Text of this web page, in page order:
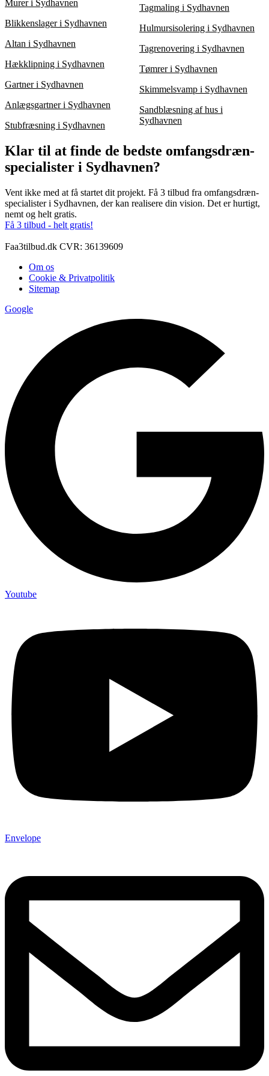
Murer i Sydhavnen
Blikkenslager i Sydhavnen
Altan i Sydhavnen
Hækklipning i Sydhavnen
Gartner i Sydhavnen
Anlægsgartner i Sydhavnen
Stubfræsning i Sydhavnen
Tagmaling i Sydhavnen
Hulmursisolering i Sydhavnen
Tagrenovering i Sydhavnen
Tømrer i Sydhavnen
Skimmelsvamp i Sydhavnen
Sandblæsning af hus i
Sydhavnen
Klar til at finde de bedste omfangsdræn-
specialister i Sydhavnen?
Vent ikke med at få startet dit projekt. Få 3 tilbud fra omfangsdræn-
specialister i Sydhavnen, der kan realisere din vision. Det er hurtigt,
nemt og helt gratis.
Få 3 tilbud - helt gratis!
Faa3tilbud.dk CVR: 36139609
Om os
Cookie & Privatpolitik
Sitemap
Google
Youtube
Envelope